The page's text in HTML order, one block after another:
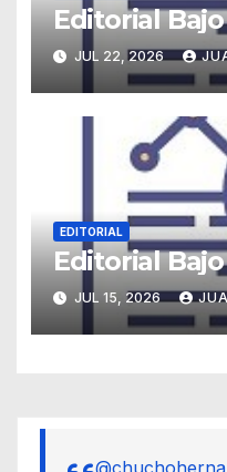
Editorial
JUL 22, 2026
EDITORIAL
Editorial
JUL 15, 2026